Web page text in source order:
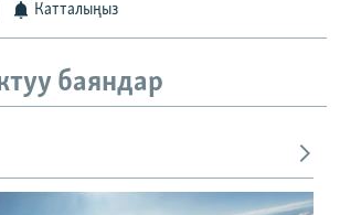
Катталыңыз
баяндар